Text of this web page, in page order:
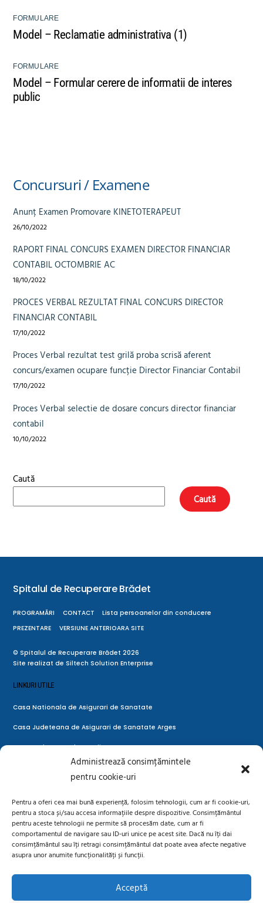
Administrează consimțămintele
pentru cookie-uri
Pentru a oferi cea mai bună experiență, folosim tehnologii, cum ar fi cookie-uri,
pentru a stoca și/sau accesa informațiile despre dispozitive. Consimțământul
pentru aceste tehnologii ne permite să procesăm date, cum ar fi
comportamentul de navigare sau ID-uri unice pe acest site. Dacă nu îți dai
consimțământul sau îți retragi consimțământul dat poate avea afecte negative
asupra unor anumite funcționalități și funcții.
Acceptă
FORMULARE
Model – Reclamatie administrativa (1)
FORMULARE
Model – Formular cerere de informatii de interes
public
Concursuri / Examene
Anunț Examen Promovare KINETOTERAPEUT
26/10/2022
RAPORT FINAL CONCURS EXAMEN DIRECTOR FINANCIAR
CONTABIL OCTOMBRIE AC
18/10/2022
PROCES VERBAL REZULTAT FINAL CONCURS DIRECTOR
FINANCIAR CONTABIL
17/10/2022
Proces Verbal rezultat test grilă proba scrisă aferent
concurs/examen ocupare funcție Director Financiar Contabil
17/10/2022
Proces Verbal selectie de dosare concurs director financiar
contabil
10/10/2022
Caută
Caută
Back
Top
Spitalul de Recuperare Brădet
PROGRAMĂRI CONTACT
Lista persoanelor din conducere
PREZENTARE
VERSIUNE ANTERIOARA SITE
©Spitalul de Recuperare Brădet 2026
Site realizat deSiltech Solution Enterprise
LINKURI UTILE
Casa Nationala de Asigurari de Sanatate
Casa Judeteana de Asigurari de Sanatate Arges
Casa Judeteana de Pensii Arges
Directia de Sanatate Publica Ages
Caracter Personal
Prelucrarea datelor cu caracter personal